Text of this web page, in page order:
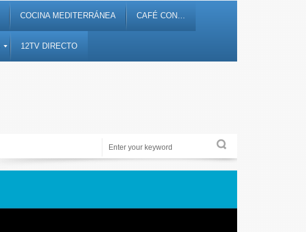
COCINA MEDITERRÁNEA CAFÉ CON…
12TV DIRECTO
Noticias, debates, fiestas, cultura, ocio y entretenimiento